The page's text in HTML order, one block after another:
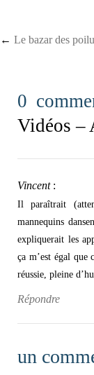
Post
← Le bazar des
0
Vidéos –
Vincent :
Il paraîtrait
mannequins
expliquerait les
ça m’est égal que
réussie, pleine
Répondre
un